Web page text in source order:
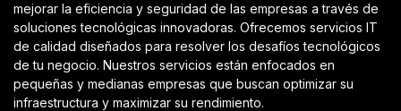
mejorar la eficiencia y seguridad de las empresas a través de
soluciones tecnológicas innovadoras. Ofrecemos servicios IT
de calidad diseñados para resolver los desafíos tecnológicos
de tu negocio. Nuestros servicios están enfocados en
pequeñas y medianas empresas que buscan optimizar su
infraestructura y maximizar su rendimiento.